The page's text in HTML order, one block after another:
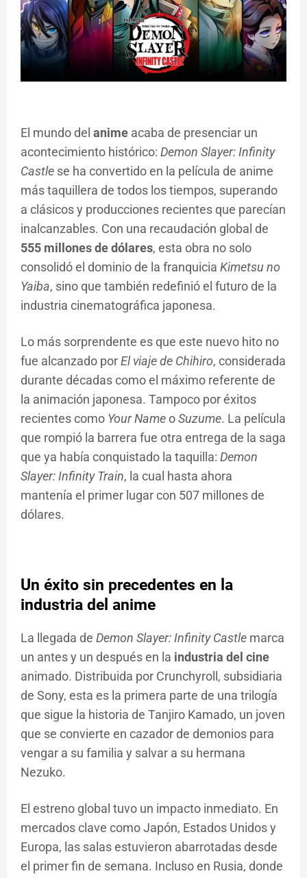
El mundo del anime acaba de presenciar un
acontecimiento histórico: Demon Slayer: Infinity
Castle se ha convertido en la película de anime
más taquillera de todos los tiempos, superando
a clásicos y producciones recientes que parecían
inalcanzables. Con una recaudación global de
555 millones de dólares, esta obra no solo
consolidó el dominio de la franquicia Kimetsu no
Yaiba, sino que también redefinió el futuro de la
industria cinematográfica japonesa.
Lo más sorprendente es que este nuevo hito no
fue alcanzado porEl viaje de Chihiro, considerada
durante décadas como el máximo referente de
la animación japonesa. Tampoco por éxitos
recientes como Your NameoSuzume. La película
que rompió la barrera fue otra entrega de la saga
que ya había conquistado la taquilla: Demon
Slayer: Infinity Train, la cual hasta ahora
mantenía el primer lugar con 507 millones de
dólares.
Un éxito sin precedentes en la
industria del anime
La llegada de Demon Slayer: Infinity Castle marca
un antes y un después en la industria del cine
animado. Distribuida por Crunchyroll, subsidiaria
de Sony, esta es la primera parte de una trilogía
que sigue la historia de Tanjiro Kamado, un joven
que se convierte en cazador de demonios para
vengar a su familia y salvar a su hermana
Nezuko.
El estreno global tuvo un impacto inmediato. En
mercados clave como Japón, Estados Unidos y
Europa, las salas estuvieron abarrotadas desde
el primer fin de semana. Incluso en Rusia, donde